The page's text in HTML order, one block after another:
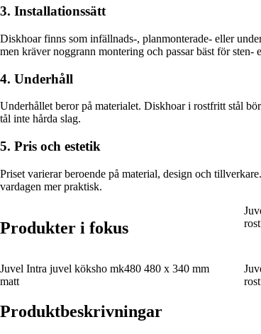
3. Installationssätt
Diskhoar finns som infällnads-, planmonterade- eller
men kräver noggrann montering och passar bäst för sten-
4. Underhåll
Underhållet beror på materialet. Diskhoar i rostfritt stål
tål inte hårda slag.
5. Pris och estetik
Priset varierar beroende på material, design och
vardagen mer praktisk.
Produkter i fokus
Juvel Intra juvel köksho mk480 480 x 340 mm
matt
Produktbeskrivningar